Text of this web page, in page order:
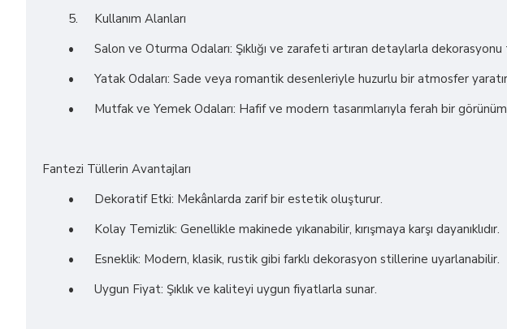
5.
Kullanım Alanları
•
Salon ve Oturma Odaları: Şıklığı ve zarafeti artıran detaylarla
•
Yatak Odaları: Sade veya romantik desenleriyle huzurlu bir atmosfer
•
Mutfak ve Yemek Odaları: Hafif ve modern tasarımlarıyla ferah bir
Fantezi Tüllerin Avantajları
•
Dekoratif Etki: Mekânlarda zarif bir estetik oluşturur.
•
Kolay Temizlik: Genellikle makinede yıkanabilir, kırışmaya karşı dayanıklıdır.
•
Esneklik: Modern, klasik, rustik gibi farklı dekorasyon stillerine uyarlanabilir.
•
Uygun Fiyat: Şıklık ve kaliteyi uygun fiyatlarla sunar.